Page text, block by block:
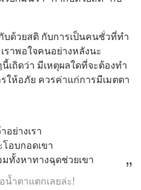
ด้วยสติ กับการเป็นคนชั่วที่ทำ
ราพอใจคนอย่างหลังนะ
เถิดว่า มีเหตุผลใดที่จะต้องทำ
ให้อภัย ควรค่าแก่การมีเมตตา
อย่างเรา
อบกอดเขา
ทั้งหาทางฉุดช่วยเขา
ำตาแตกเลยล่ะ!